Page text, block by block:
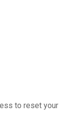
to reset your